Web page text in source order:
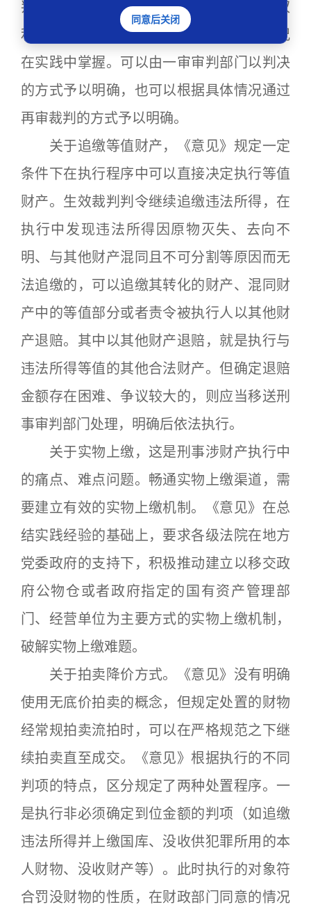
判予以明确，并依法保护当事人的诉讼权
利。具体的裁判方式，应根据案件具体情况
在实践中掌握。可以由一审审判部门以判决
的方式予以明确，也可以根据具体情况通过
再审裁判的方式予以明确。
关于追缴等值财产，《意见》规定一定
条件下在执行程序中可以直接决定执行等值
财产。生效裁判判令继续追缴违法所得，在
执行中发现违法所得因原物灭失、去向不
明、与其他财产混同且不可分割等原因而无
法追缴的，可以追缴其转化的财产、混同财
产中的等值部分或者责令被执行人以其他财
产退赔。其中以其他财产退赔，就是执行与
违法所得等值的其他合法财产。但确定退赔
金额存在困难、争议较大的，则应当移送刑
事审判部门处理，明确后依法执行。
关于实物上缴，这是刑事涉财产执行中
的痛点、难点问题。畅通实物上缴渠道，需
要建立有效的实物上缴机制。《意见》在总
结实践经验的基础上，要求各级法院在地方
党委政府的支持下，积极推动建立以移交政
府公物仓或者政府指定的国有资产管理部
门、经营单位为主要方式的实物上缴机制，
破解实物上缴难题。
关于拍卖降价方式。《意见》没有明确
使用无底价拍卖的概念，但规定处置的财物
经常规拍卖流拍时，可以在严格规范之下继
续拍卖直至成交。《意见》根据执行的不同
判项的特点，区分规定了两种处置程序。一
是执行非必须确定到位金额的判项（如追缴
违法所得并上缴国库、没收供犯罪所用的本
人财物、没收财产等）。此时执行的对象符
合罚没财物的性质，在财政部门同意的情况
同意后关闭